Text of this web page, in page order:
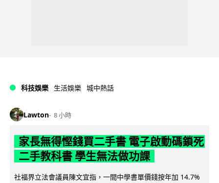
科技娛樂 生活娛樂 城中熱話
Lawton 8 小時
家長無得慳錢買二手書 電子啟動碼鎖死
二手教科書 學生無法做功課
社福界立法會議員陳文宜指，一間中學書單價錢按年加 14.7%